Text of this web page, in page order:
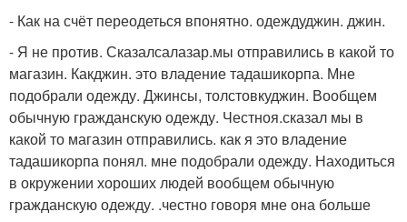
- Как на счёт переодеться впонятно. одеждуджин. джин.
- Я не против. Сказалсалазар.мы отправились в какой то
магазин. Какджин. это владение тадашикорпа. Мне
подобрали одежду. Джинсы, толстовкуджин. Вообщем
обычную гражданскую одежду. Честноя.сказал мы в
какой то магазин отправились. как я это владение
тадашикорпа понял. мне подобрали одежду. Находиться
в окружении хороших людей вообщем обычную
гражданскую одежду. .честно говоря мне она больше